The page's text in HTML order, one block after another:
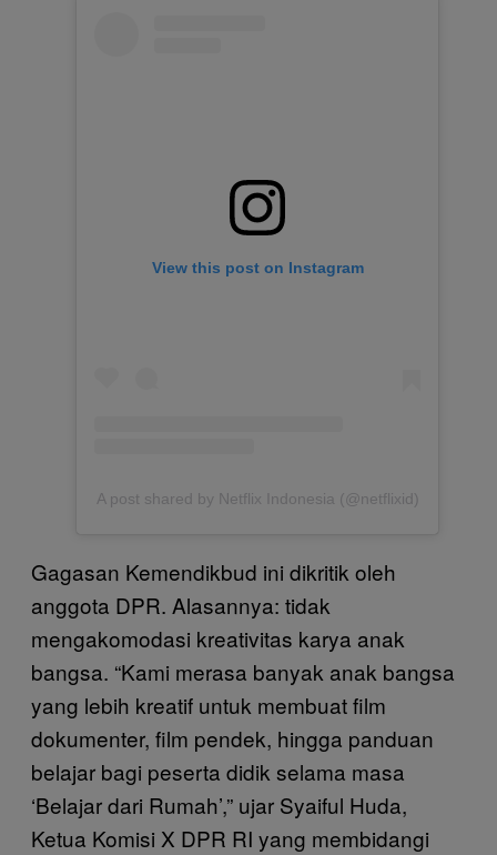
View this post on Instagram
A post shared by Netflix Indonesia (@netflixid)
Gagasan Kemendikbud ini dikritik oleh
anggota DPR. Alasannya: tidak
mengakomodasi kreativitas karya anak
bangsa. “Kami merasa banyak anak bangsa
yang lebih kreatif untuk membuat film
dokumenter, film pendek, hingga panduan
belajar bagi peserta didik selama masa
‘Belajar dari Rumah’,” ujar Syaiful Huda,
Ketua Komisi X DPR RI yang membidangi